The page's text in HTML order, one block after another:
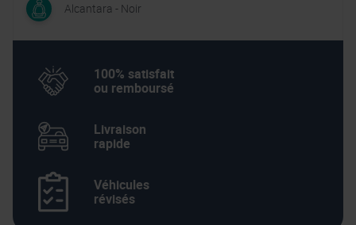
Alcantara - Noir
100% satisfait
ou remboursé
Livraison
rapide
Véhicules
révisés